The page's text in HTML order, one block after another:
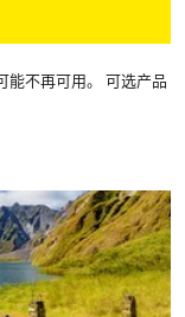
能不再可用。 可选产品